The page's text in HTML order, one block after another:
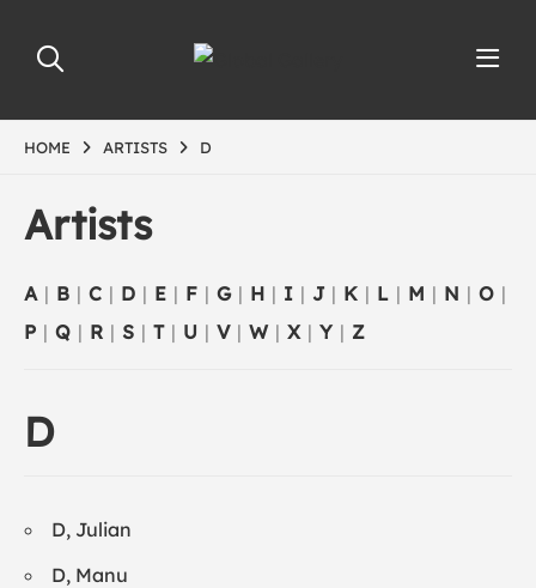
HOME ARTISTS D
Artists
A | B | C | D | E | F | G | H | I | J | K | L | M | N | O |
P | Q | R | S | T | U | V | W | X | Y | Z
D
D, Julian
D, Manu